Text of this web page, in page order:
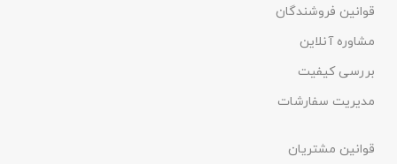
قوانین فروشندگان
مشاوره آنلاین
بررسی کیفیت
مدیریت سفارشات
قوانین مشتریان